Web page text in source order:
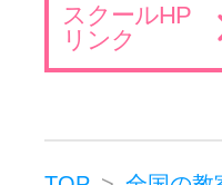
スクールHP
リンク